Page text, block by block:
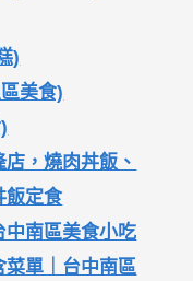
)
美食)
，燒肉丼飯、
飯定食
中南區美食小吃
菜單｜台中南區